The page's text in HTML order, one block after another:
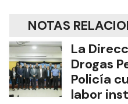
NOTAS
La
Drogas
Policía
labor